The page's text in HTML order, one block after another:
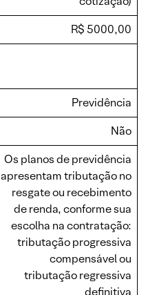
R$ 5000,00
Previdência
Não
Os planos de previdência
apresentam tributação no
resgate ou recebimento
de renda, conforme sua
escolha na contratação:
tributação progressiva
compensável ou
tributação regressiva
definitiva